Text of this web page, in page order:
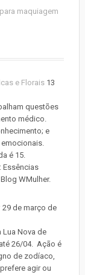
maquiagem
e Florais 13
questões
médico.
e
é 15.
Essências
WMulher.
29 de março de
Lua Nova de
26/04. Ação é
de zodíaco,
agir ou